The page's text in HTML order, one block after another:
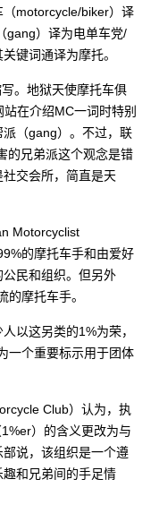
motorcycle/biker）译
gang）译为电单车党/
键词通译为摩托。
。地狱天使摩托车俱
在介绍MC一词时特别
（gang）。不过，联
的兄弟派这个观念是错
交会所，简直是天
Motorcyclist
的摩托车手和由爱好
民和组织。但另外
的摩托车手。
以这另类的1%为荣，
一个重要标示用于团体
Club）认为，执
）的含义更改为与
说，该组织是一个遵
和兄弟间的手足情